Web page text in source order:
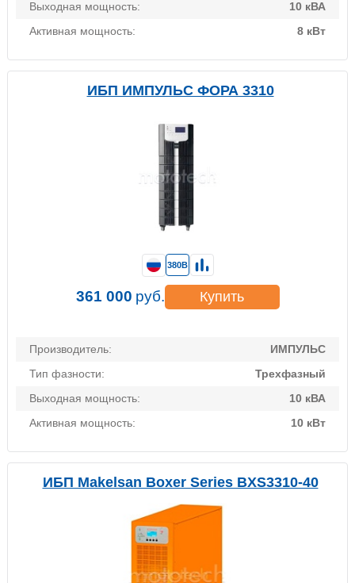
Выходная мощность:
10 кВА
Активная мощность:
8 кВт
ИБП ИМПУЛЬС ФОРА 3310
Производитель:
ИМПУЛЬС
Тип фазности:
Трехфазный
Выходная мощность:
10 кВА
Активная мощность:
10 кВт
380В
361 000 руб. Купить
ИБП Makelsan Boxer Series BXS3310-40